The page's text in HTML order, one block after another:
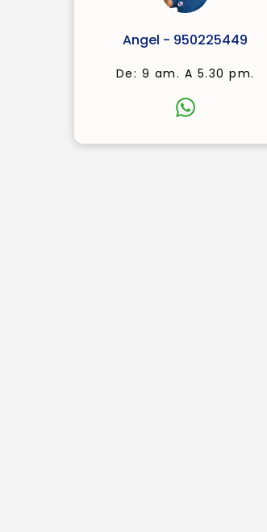
Angel - 950225449
De: 9 am. A 5.30 pm.